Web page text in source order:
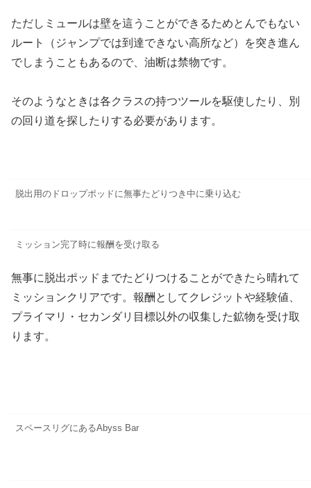
ただしミュールは壁を這うことができるためとんでもない
ルート（ジャンプでは到達できない高所など）を突き進ん
でしまうこともあるので、油断は禁物です。
そのようなときは各クラスの持つツールを駆使したり、別
の回り道を探したりする必要があります。
脱出用のドロップポッドに無事たどりつき中に乗り込む
ミッション完了時に報酬を受け取る
無事に脱出ポッドまでたどりつけることができたら晴れて
ミッションクリアです。報酬としてクレジットや経験値、
プライマリ・セカンダリ目標以外の収集した鉱物を受け取
ります。
スペースリグにあるAbyss Bar